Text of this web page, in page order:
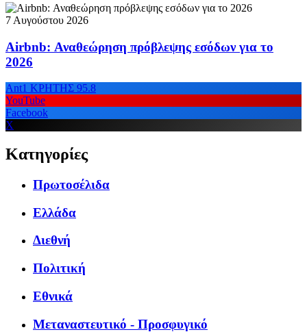
7 Αυγούστου 2026
Airbnb: Αναθεώρηση πρόβλεψης εσόδων για το
2026
Ant1 ΚΡΗΤΗΣ 95.8
YouTube
Facebook
X
Κατηγορίες
Πρωτοσέλιδα
Ελλάδα
Διεθνή
Πολιτική
Εθνικά
Μεταναστευτικό - Προσφυγικό